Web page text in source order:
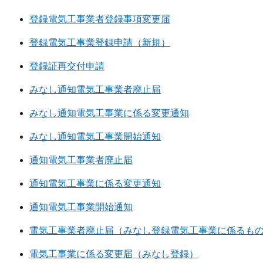
登録電気工事業者登録事項変更届
登録電気工事業登録申請（新規）
登録証再交付申請
みなし通知電気工事業者廃止届
みなし通知電気工事業に係る変更通知
みなし通知電気工事業開始通知
通知電気工事業者廃止届
通知電気工事業に係る変更通知
通知電気工事業開始通知
電気工事業者廃止届（みなし登録電気工事業に係るも
電気工事業に係る変更届（みなし登録）